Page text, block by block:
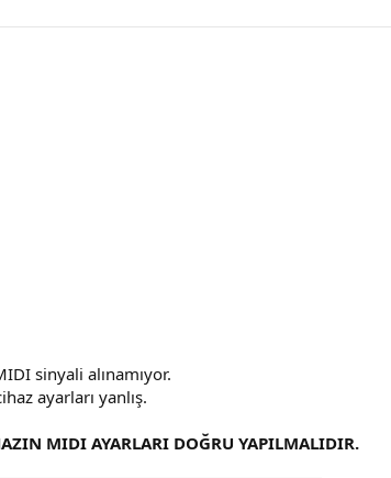
sinyali alınamıyor.
ayarları yanlış.
MIDI AYARLARI DOĞRU YAPILMALIDIR.